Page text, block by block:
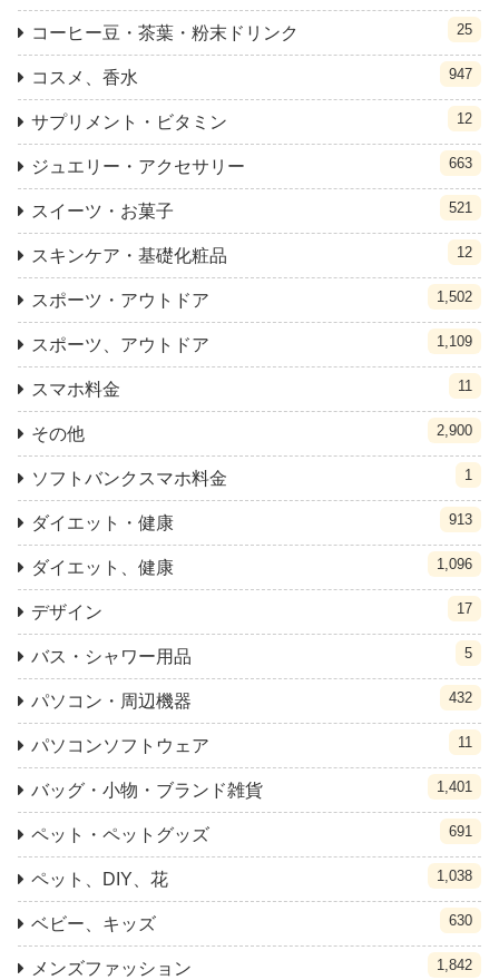
コーヒー豆・茶葉・粉末ドリンク 25
コスメ、香水 947
サプリメント・ビタミン 12
ジュエリー・アクセサリー 663
スイーツ・お菓子 521
スキンケア・基礎化粧品 12
スポーツ・アウトドア 1,502
スポーツ、アウトドア 1,109
スマホ料金 11
その他 2,900
ソフトバンクスマホ料金 1
ダイエット・健康 913
ダイエット、健康 1,096
デザイン 17
バス・シャワー用品 5
パソコン・周辺機器 432
パソコンソフトウェア 11
バッグ・小物・ブランド雑貨 1,401
ペット・ペットグッズ 691
ペット、DIY、花 1,038
ベビー、キッズ 630
メンズファッション 1,842